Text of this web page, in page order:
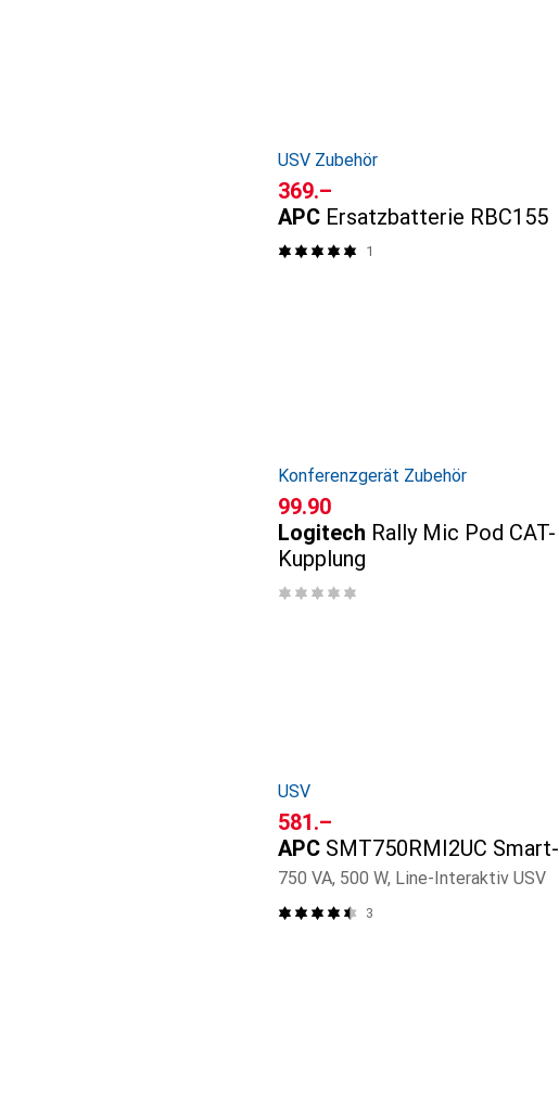
USV Zubehör
CHF
369.–
APC Ersatzbatterie RBC155
1
Konferenzgerät Zubehör
CHF
99.90
Logitech Rally Mic Pod CAT-
Kupplung
USV
CHF
581.–
APC SMT750RMI2UC
750 VA, 500 W, Line-Interaktiv USV
3